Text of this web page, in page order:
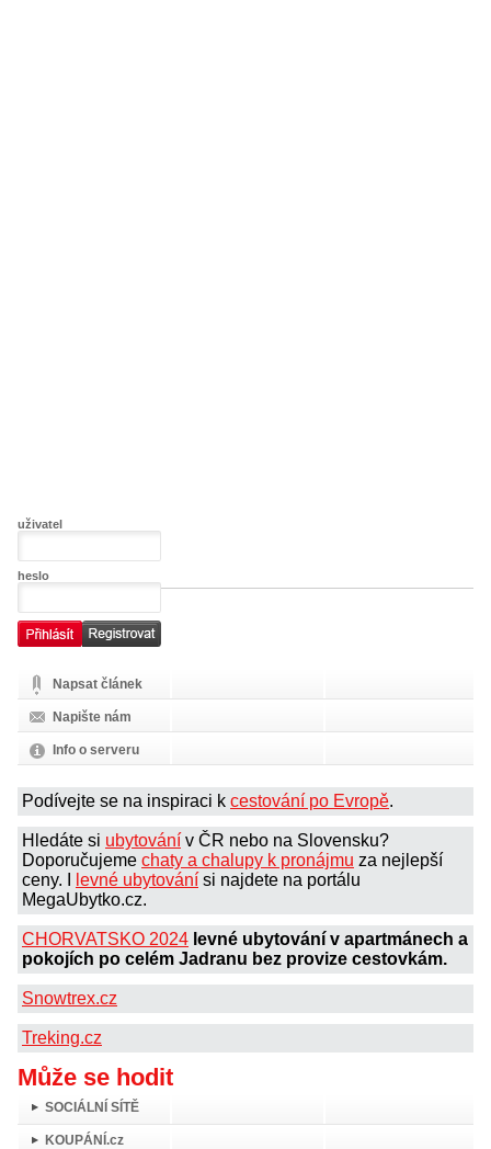
uživatel
heslo
Napsat článek
Napište nám
Info o serveru
Podívejte se na inspiraci k cestování po Evropě.
Hledáte si ubytování v ČR nebo na Slovensku?
Doporučujeme chaty a chalupy k pronájmu za nejlepší
ceny. I
levné ubytování si najdete na portálu
MegaUbytko.cz.
CHORVATSKO 2024 levné ubytování v apartmánech a
pokojích po celém Jadranu bez provize cestovkám.
Snowtrex.cz
Treking.cz
Může se hodit
SOCIÁLNÍ SÍTĚ
KOUPÁNÍ.cz